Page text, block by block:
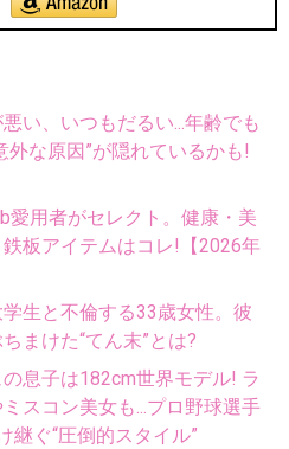
い、いつもだるい...年齢でも
外な原因”が隠れているかも!
愛用者がセレクト。健康・美
板アイテムはコレ!【2026年
生と不倫する33歳女性。彼
まけた“てん末”とは?
息子は182cm世界モデル! ラ
スコン美女も...プロ野球選手
継ぐ“圧倒的スタイル”